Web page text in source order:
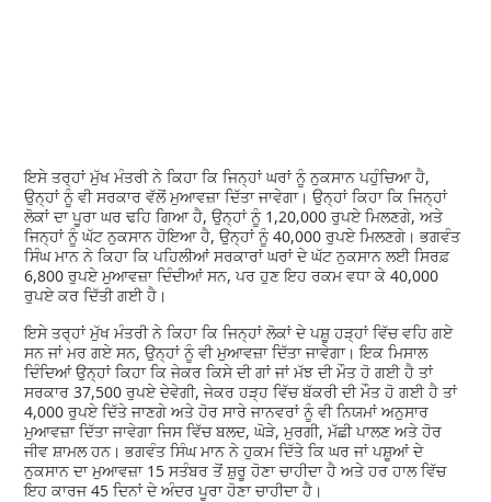
ਇਸੇ ਤਰ੍ਹਾਂ ਮੁੱਖ ਮੰਤਰੀ ਨੇ ਕਿਹਾ ਕਿ ਜਿਨ੍ਹਾਂ ਘਰਾਂ ਨੂੰ ਨੁਕਸਾਨ ਪਹੁੰਚਿਆ ਹੈ,
ਉਨ੍ਹਾਂ ਨੂੰ ਵੀ ਸਰਕਾਰ ਵੱਲੋਂ ਮੁਆਵਜ਼ਾ ਦਿੱਤਾ ਜਾਵੇਗਾ। ਉਨ੍ਹਾਂ ਕਿਹਾ ਕਿ ਜਿਨ੍ਹਾਂ
ਲੋਕਾਂ ਦਾ ਪੂਰਾ ਘਰ ਢਹਿ ਗਿਆ ਹੈ, ਉਨ੍ਹਾਂ ਨੂੰ 1,20,000 ਰੁਪਏ ਮਿਲਣਗੇ, ਅਤੇ
ਜਿਨ੍ਹਾਂ ਨੂੰ ਘੱਟ ਨੁਕਸਾਨ ਹੋਇਆ ਹੈ, ਉਨ੍ਹਾਂ ਨੂੰ 40,000 ਰੁਪਏ ਮਿਲਣਗੇ। ਭਗਵੰਤ
ਸਿੰਘ ਮਾਨ ਨੇ ਕਿਹਾ ਕਿ ਪਹਿਲੀਆਂ ਸਰਕਾਰਾਂ ਘਰਾਂ ਦੇ ਘੱਟ ਨੁਕਸਾਨ ਲਈ ਸਿਰਫ਼
6,800 ਰੁਪਏ ਮੁਆਵਜ਼ਾ ਦਿੰਦੀਆਂ ਸਨ, ਪਰ ਹੁਣ ਇਹ ਰਕਮ ਵਧਾ ਕੇ 40,000
ਰੁਪਏ ਕਰ ਦਿੱਤੀ ਗਈ ਹੈ।
ਇਸੇ ਤਰ੍ਹਾਂ ਮੁੱਖ ਮੰਤਰੀ ਨੇ ਕਿਹਾ ਕਿ ਜਿਨ੍ਹਾਂ ਲੋਕਾਂ ਦੇ ਪਸ਼ੂ ਹੜ੍ਹਾਂ ਵਿੱਚ ਵਹਿ ਗਏ
ਸਨ ਜਾਂ ਮਰ ਗਏ ਸਨ, ਉਨ੍ਹਾਂ ਨੂੰ ਵੀ ਮੁਆਵਜ਼ਾ ਦਿੱਤਾ ਜਾਵੇਗਾ। ਇਕ ਮਿਸਾਲ
ਦਿੰਦਿਆਂ ਉਨ੍ਹਾਂ ਕਿਹਾ ਕਿ ਜੇਕਰ ਕਿਸੇ ਦੀ ਗਾਂ ਜਾਂ ਮੱਝ ਦੀ ਮੌਤ ਹੋ ਗਈ ਹੈ ਤਾਂ
ਸਰਕਾਰ 37,500 ਰੁਪਏ ਦੇਵੇਗੀ, ਜੇਕਰ ਹੜ੍ਹ ਵਿੱਚ ਬੱਕਰੀ ਦੀ ਮੌਤ ਹੋ ਗਈ ਹੈ ਤਾਂ
4,000 ਰੁਪਏ ਦਿੱਤੇ ਜਾਣਗੇ ਅਤੇ ਹੋਰ ਸਾਰੇ ਜਾਨਵਰਾਂ ਨੂੰ ਵੀ ਨਿਯਮਾਂ ਅਨੁਸਾਰ
ਮੁਆਵਜ਼ਾ ਦਿੱਤਾ ਜਾਵੇਗਾ ਜਿਸ ਵਿੱਚ ਬਲਦ, ਘੋੜੇ, ਮੁਰਗੀ, ਮੱਛੀ ਪਾਲਣ ਅਤੇ ਹੋਰ
ਜੀਵ ਸ਼ਾਮਲ ਹਨ। ਭਗਵੰਤ ਸਿੰਘ ਮਾਨ ਨੇ ਹੁਕਮ ਦਿੱਤੇ ਕਿ ਘਰ ਜਾਂ ਪਸ਼ੂਆਂ ਦੇ
ਨੁਕਸਾਨ ਦਾ ਮੁਆਵਜ਼ਾ 15 ਸਤੰਬਰ ਤੋਂ ਸ਼ੁਰੂ ਹੋਣਾ ਚਾਹੀਦਾ ਹੈ ਅਤੇ ਹਰ ਹਾਲ ਵਿੱਚ
ਇਹ ਕਾਰਜ 45 ਦਿਨਾਂ ਦੇ ਅੰਦਰ ਪੂਰਾ ਹੋਣਾ ਚਾਹੀਦਾ ਹੈ।